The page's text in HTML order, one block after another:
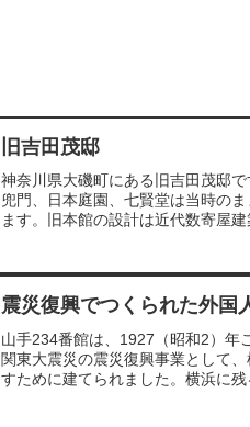
旧吉田茂邸
神奈川県大磯町にある旧吉田茂邸
兜門、日本庭園、七賢堂は当時の
ます。旧本館の設計は近代数寄屋
しながら、西洋的な明るさや開放
したと評価されています。
震災復興でつくられた外国
山手234番館は、1927（昭和2）年
関東大震災の震災復興事業として
すために建てられました。横浜に